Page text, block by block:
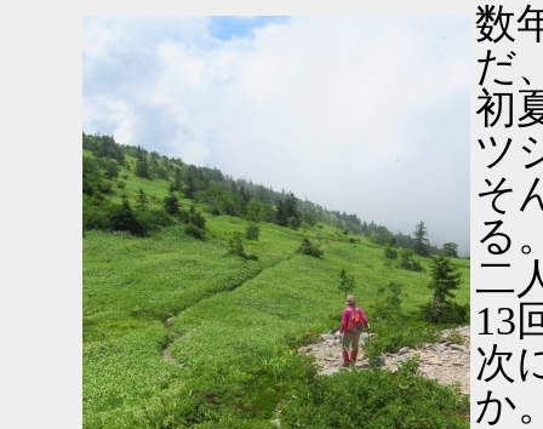
数
だ
初
ツ
そ
る
二
13
次
か